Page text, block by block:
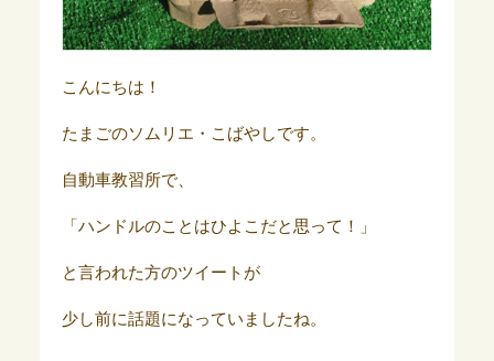
こんにちは！
たまごのソムリエ・こばやしです。
自動車教習所で、
「ハンドルのことはひよこだと思って！」
と言われた方のツイートが
少し前に話題になっていましたね。